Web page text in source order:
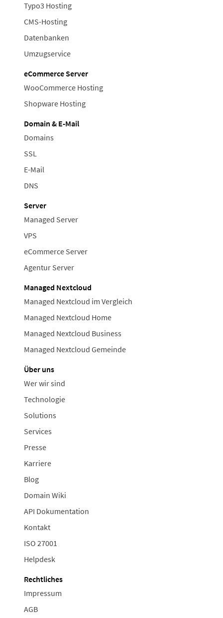
Typo3 Hosting
CMS-Hosting
Datenbanken
Umzugservice
eCommerce Server
WooCommerce Hosting
Shopware Hosting
Domain & E-Mail
Domains
SSL
E-Mail
DNS
Server
Managed Server
VPS
eCommerce Server
Agentur Server
Managed Nextcloud
Managed Nextcloud im Vergleich
Managed Nextcloud Home
Managed Nextcloud Business
Managed Nextcloud Gemeinde
Über uns
Wer wir sind
Technologie
Solutions
Services
Presse
Karriere
Blog
Domain Wiki
API Dokumentation
Kontakt
ISO 27001
Helpdesk
Rechtliches
Impressum
AGB